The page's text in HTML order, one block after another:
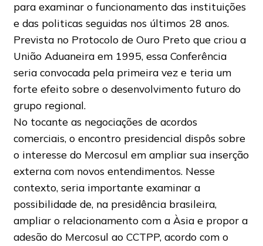
para examinar o funcionamento das instituições
e das politicas seguidas nos últimos 28 anos.
Prevista no Protocolo de Ouro Preto que criou a
União Aduaneira em 1995, essa Conferência
seria convocada pela primeira vez e teria um
forte efeito sobre o desenvolvimento futuro do
grupo regional.
No tocante as negociações de acordos
comerciais, o encontro presidencial dispôs sobre
o interesse do Mercosul em ampliar sua inserção
externa com novos entendimentos. Nesse
contexto, seria importante examinar a
possibilidade de, na presidência brasileira,
ampliar o relacionamento com a Àsia e propor a
adesão do Mercosul ao CCTPP, acordo com o